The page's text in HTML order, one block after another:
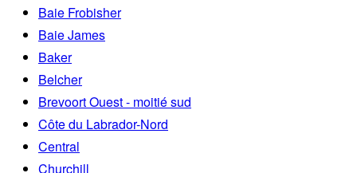
Baie Frobisher
Baie James
Baker
Belcher
Brevoort Ouest - moitié sud
Côte du Labrador-Nord
Central
Churchill